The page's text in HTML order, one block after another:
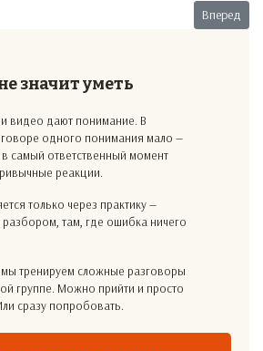
работать Вперед
значит уметь
и видео дают понимание. В
одного понимания мало —
самый ответственный момент
реакции.
только через практику —
разбором, там, где ошибка ничего
тренируем сложные разговоры
группе. Можно прийти и просто
сразу попробовать.